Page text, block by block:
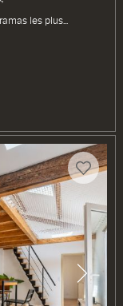
les plus...